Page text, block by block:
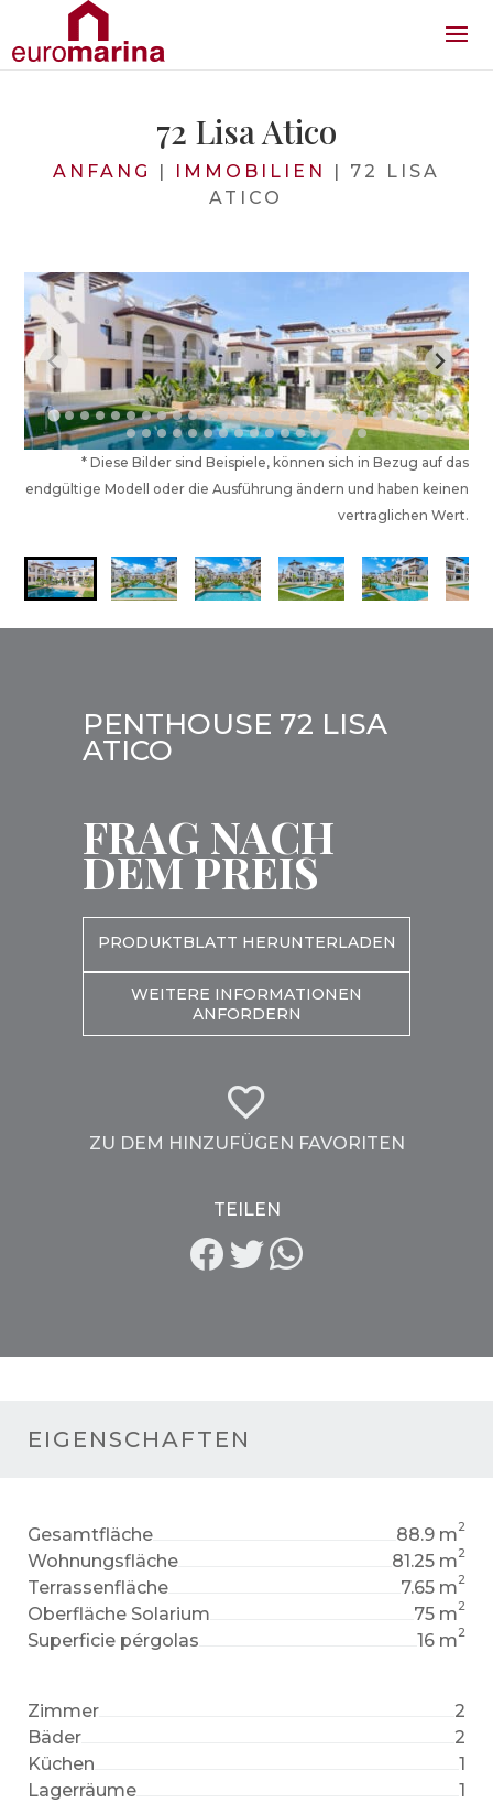
72 Lisa Atico
ANFANG | IMMOBILIEN | 72 LISA
ATICO
* Diese Bilder sind Beispiele, können sich in Bezug auf das
endgültige Modell oder die Ausführung ändern und haben keinen
vertraglichen Wert.
EIGENSCHAFTEN
Gesamtfläche 88.9 m2
Wohnungsfläche 81.25 m2
Terrassenfläche 7.65 m2
Oberfläche Solarium 75 m2
Superficie pérgolas 16 m2
Zimmer
2
Bäder
2
Küchen
1
Lagerräume
1
PENTHOUSE 72 LISA
ATICO
FRAG NACH
DEM PREIS
PRODUKTBLATT HERUNTERLADEN
WEITERE INFORMATIONEN
ANFORDERN
ZU DEM HINZUFÜGEN FAVORITEN
TEILEN